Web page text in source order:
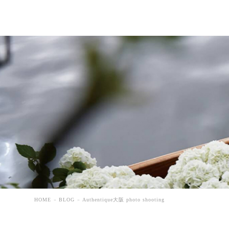
HOME BLOG Authentique大阪 photo shooting